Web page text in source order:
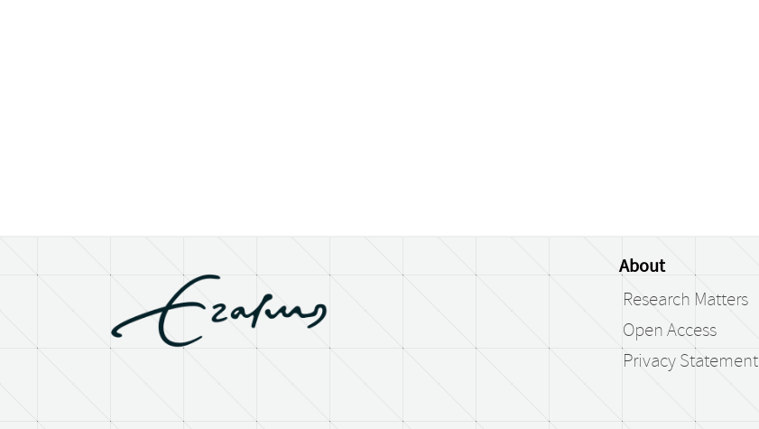
About
Research Matters
Open Access
Privacy Statement